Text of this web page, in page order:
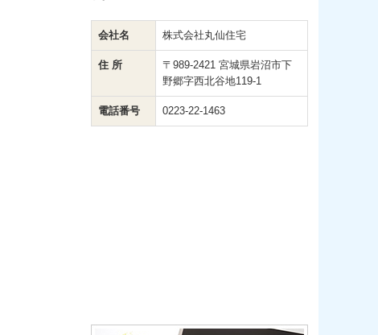
会社名 株式会社丸仙住宅
住 所
〒989-2421 宮城県岩沼市下
野郷字西北谷地119-1
電話番号 0223-22-1463